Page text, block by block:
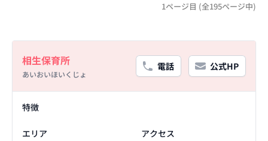
1ページ目 (全195ページ中)
相生保育所
あいおいほいくじょ
電話 公式HP
特徴
エリア
アクセス